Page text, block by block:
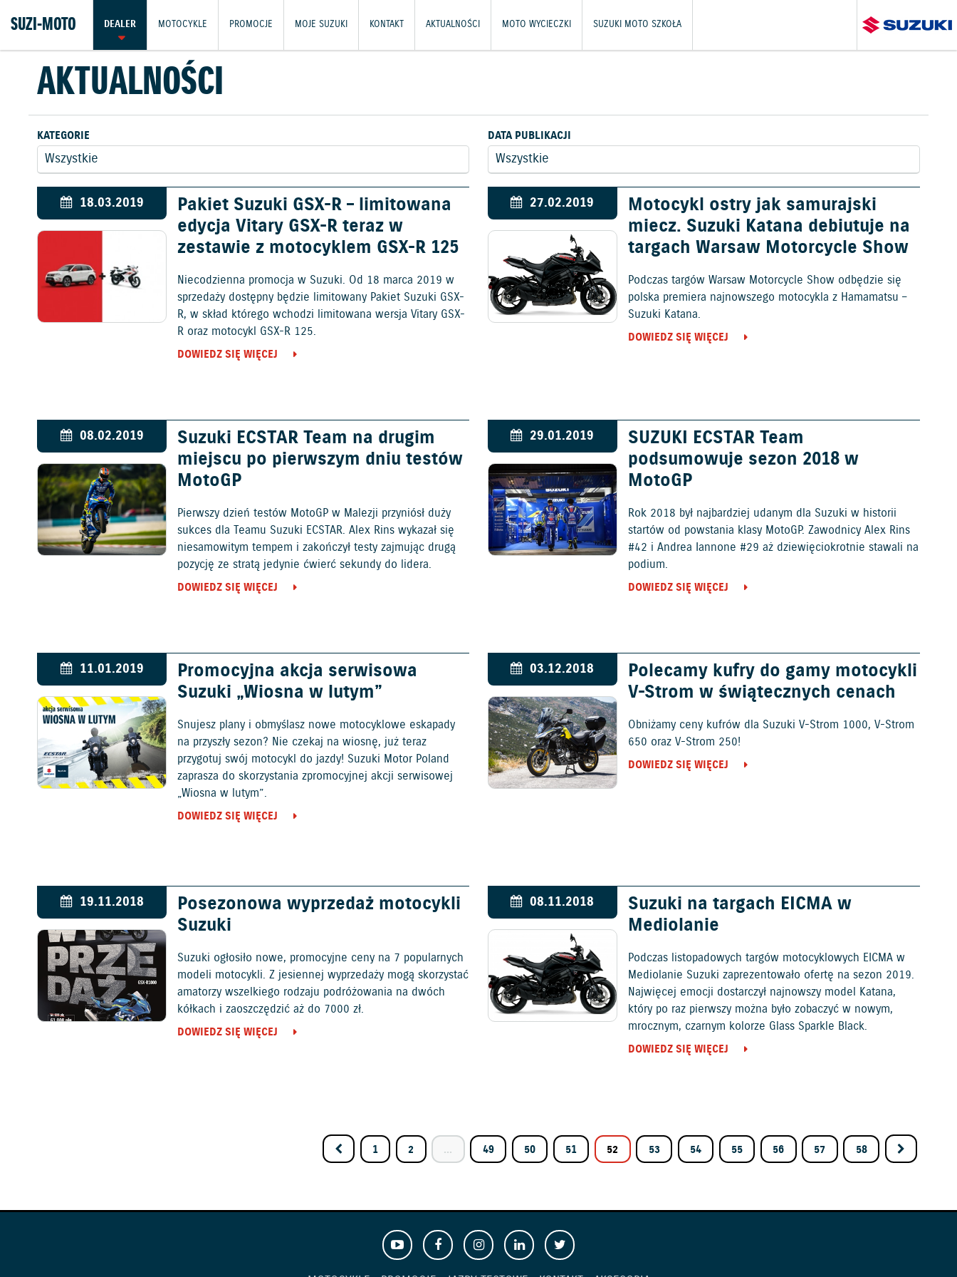
SUZI-MOTO DEALER MOTOCYKLE PROMOCJE MOJE SUZUKI KONTAKT AKTUALNOŚCI MOTO WYCIECZKI SUZUKI MOTO SZKOŁA
AKTUALNOŚCI
KATEGORIE DATA PUBLIKACJI
18.03.2019
Pakiet Suzuki GSX-R – limitowana
edycja Vitary GSX-R teraz w
zestawie z motocyklem GSX-R 125
Niecodzienna promocja w Suzuki. Od 18 marca 2019 w
sprzedaży dostępny będzie limitowany Pakiet Suzuki GSX-
R, w skład którego wchodzi limitowana wersja Vitary GSX-
R oraz motocykl GSX-R 125.
DOWIEDZ SIĘ WIĘCEJ
27.02.2019
Motocykl ostry jak samurajski
miecz. Suzuki Katana debiutuje na
targach Warsaw Motorcycle Show
Podczas targów Warsaw Motorcycle Show odbędzie się
polska premiera najnowszego motocykla z Hamamatsu –
Suzuki Katana.
DOWIEDZ SIĘ WIĘCEJ
08.02.2019
Suzuki ECSTAR Team na drugim
miejscu po pierwszym dniu testów
MotoGP
Pierwszy dzień testów MotoGP w Malezji przyniósł duży
sukces dla Teamu Suzuki ECSTAR. Alex Rins wykazał się
niesamowitym tempem i zakończył testy zajmując drugą
pozycję ze stratą jedynie ćwierć sekundy do lidera.
DOWIEDZ SIĘ WIĘCEJ
29.01.2019
SUZUKI ECSTAR Team
podsumowuje sezon 2018 w
MotoGP
Rok 2018 był najbardziej udanym dla Suzuki w historii
startów od powstania klasy MotoGP. Zawodnicy Alex Rins
#42 i Andrea Iannone #29 aż dziewięciokrotnie stawali na
podium.
DOWIEDZ SIĘ WIĘCEJ
11.01.2019
Promocyjna akcja serwisowa
Suzuki „Wiosna w lutym”
Snujesz plany i obmyślasz nowe motocyklowe eskapady
na przyszły sezon? Nie czekaj na wiosnę, już teraz
przygotuj swój motocykl do jazdy! Suzuki Motor Poland
zaprasza do skorzystania z promocyjnej akcji serwisowej
„Wiosna w lutym”.
DOWIEDZ SIĘ WIĘCEJ
03.12.2018
Polecamy kufry do gamy motocykli
V-Strom w świątecznych cenach
Obniżamy ceny kufrów dla Suzuki V-Strom 1000, V-Strom
650 oraz V-Strom 250!
DOWIEDZ SIĘ WIĘCEJ
19.11.2018
Posezonowa wyprzedaż motocykli
Suzuki
Suzuki ogłosiło nowe, promocyjne ceny na 7 popularnych
modeli motocykli. Z jesiennej wyprzedaży mogą skorzystać
amatorzy wszelkiego rodzaju podróżowania na dwóch
kółkach i zaoszczędzić aż do 7 000 zł.
DOWIEDZ SIĘ WIĘCEJ
08.11.2018
Suzuki na targach EICMA w
Mediolanie
Podczas listopadowych targów motocyklowych EICMA w
Mediolanie Suzuki zaprezentowało ofertę na sezon 2019.
Najwięcej emocji dostarczył najnowszy model Katana,
który po raz pierwszy można było zobaczyć w nowym,
mrocznym, czarnym kolorze Glass Sparkle Black.
DOWIEDZ SIĘ WIĘCEJ
1 2 ... 49 50 51 52 53 54 55 56 57 58